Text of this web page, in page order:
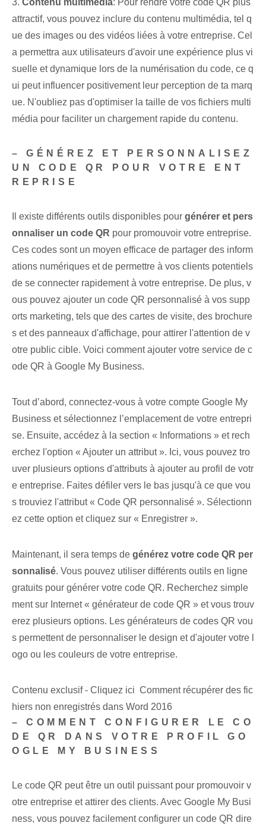
3. Contenu multimédia:‍ Pour rendre votre code QR plus
attractif, vous pouvez inclure du contenu multimédia, tel q
ue des images ou des vidéos liées à votre entreprise. Cel
a permettra aux utilisateurs d'avoir une expérience plus vi
suelle et dynamique lors de la numérisation du code, ce q
ui peut influencer positivement leur perception de ta marq
ue. N'oubliez pas d'optimiser la taille de vos fichiers multi
média pour faciliter un chargement rapide du contenu.
– GÉNÉREZ ET PERSONNALISEZ
UN CODE QR POUR VOTRE ENT
REPRISE
Il existe différents outils disponibles pour générer et pers
onnaliser un code QR pour promouvoir votre entreprise.
Ces codes sont ⁣un moyen efficace de partager des inform
ations numériques et ⁢de permettre à vos clients potentiels
de se connecter rapidement à votre entreprise. De plus, v
ous pouvez ajouter un code QR personnalisé à vos supp
orts marketing, tels que des cartes de visite, des brochure
s et des panneaux d'affichage, pour attirer l'attention de v
otre public cible. Voici comment ajouter votre service de c
ode QR à Google My Business.
Tout d’abord, connectez-vous à votre compte Google My
Business et sélectionnez l’emplacement de votre entrepri
se. Ensuite, accédez à la section « Informations » et rech
erchez l'option « Ajouter un attribut ».‌ Ici, vous pouvez tro
uver plusieurs options d'attributs à ajouter au profil de votr
e entreprise‌. Faites défiler vers le bas jusqu'à ce que vou
s trouviez l'attribut « Code QR personnalisé ». Sélectionn
ez cette option⁣ et​ cliquez sur « Enregistrer ».
Maintenant, il sera temps de générez votre code QR per
sonnalisé. Vous pouvez utiliser différents outils en ligne ⁢
gratuits pour ⁢générer votre code QR. Recherchez simple
ment sur Internet « générateur de code QR » et vous trouv
erez plusieurs options. Les générateurs de codes QR vou
s permettent de personnaliser le design et d'ajouter votre l
ogo ou les couleurs de votre entreprise.
Contenu exclusif - Cliquez ici Comment récupérer des fic
hiers non enregistrés dans Word 2016
– COMMENT CONFIGURER LE CO
DE QR DANS VOTRE PROFIL GO
OGLE MY BUSINESS
Le code QR peut être un outil puissant pour promouvoir v
otre entreprise et attirer des clients. Avec Google⁤ My Busi
ness, vous pouvez facilement configurer un code QR dire